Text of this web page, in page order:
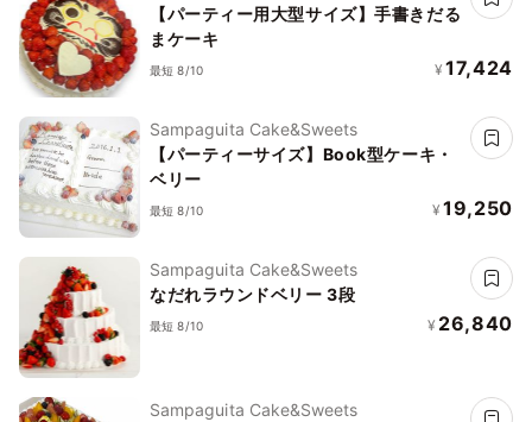
【パーティー用大型サイズ】手書きだる
まケーキ
最短 8/10 ¥ 17,424
Sampaguita Cake&Sweets
【パーティーサイズ】Book型ケーキ・
ベリー
最短 8/10 ¥ 19,250
Sampaguita Cake&Sweets
なだれラウンドベリー 3段
最短 8/10 ¥ 26,840
Sampaguita Cake&Sweets